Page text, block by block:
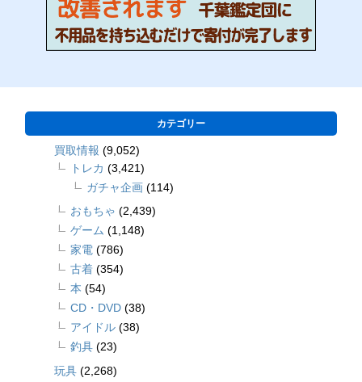
カテゴリー
買取情報 (9,052)
トレカ (3,421)
ガチャ企画 (114)
おもちゃ (2,439)
ゲーム (1,148)
家電 (786)
古着 (354)
本 (54)
CD・DVD (38)
アイドル (38)
釣具 (23)
玩具 (2,268)